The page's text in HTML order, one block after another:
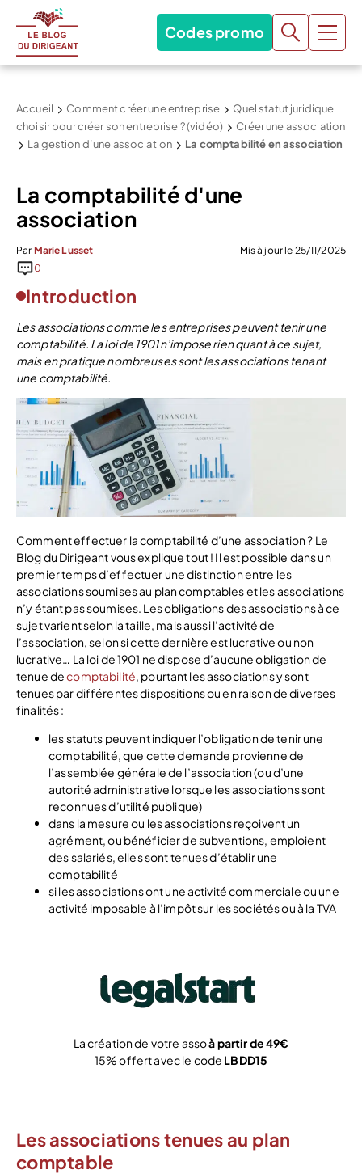
Codes promo
Accueil Comment créer une entreprise
Quel statut juridique
choisir pour créer son entreprise ? (vidéo)
Créer une association
La gestion d’une association
La comptabilité en association
La comptabilité d'une
association
Par Marie Lusset
Mis à jour le 25/11/2025
0
Introduction
Les associations comme les entreprises peuvent tenir une
comptabilité. La loi de 1901 n’impose rien quant à ce sujet,
mais en pratique nombreuses sont les associations tenant
une comptabilité.
Comment effectuer la comptabilité d’une association ? Le
Blog du Dirigeant vous explique tout ! Il est possible dans un
premier temps d’effectuer une distinction entre les
associations soumises au plan comptables et les associations
n’y étant pas soumises. Les obligations des associations à ce
sujet varient selon la taille, mais aussi l’activité de
l’association, selon si cette dernière est lucrative ou non
lucrative… La loi de 1901 ne dispose d’aucune obligation de
tenue decomptabilité, pourtant les associations y sont
tenues par différentes dispositions ou en raison de diverses
finalités :
les statuts peuvent indiquer l’obligation de tenir une
comptabilité, que cette demande provienne de
l’assemblée générale de l’association (ou d’une
autorité administrative lorsque les associations sont
reconnues d’utilité publique)
dans la mesure ou les associations reçoivent un
agrément, ou bénéficier de subventions, emploient
des salariés, elles sont tenues d’établir une
comptabilité
si les associations ont une activité commerciale ou une
activité imposable à l’impôt sur les sociétés ou à la TVA
La création de votre assoà partir de 49€
15% offert avec le code LBDD15
Les associations tenues au plan
comptable